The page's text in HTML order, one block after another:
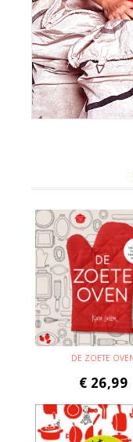
DE ZOETE
€ 26,99